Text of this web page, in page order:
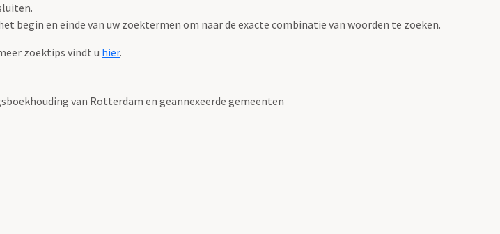
begin en einde van uw zoektermen om naar de exacte combinatie van woorden te zoeken.
zoektips vindt u hier.
van Rotterdam en geannexeerde gemeenten